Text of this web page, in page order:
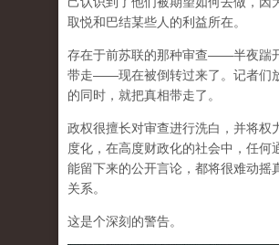
取悦和巴结某些人的利益所在。
存在于前苏联的那种审查——半夜踹
带走——现在被倒转过来了。记者们
的同时，就把真相带走了。
政权很擅长对审查进行洗白，并将权
度化，在高度财政化的社会中，任何
能留下来的公开言论，都将很难动摇
关系。
这是个深刻的警告。